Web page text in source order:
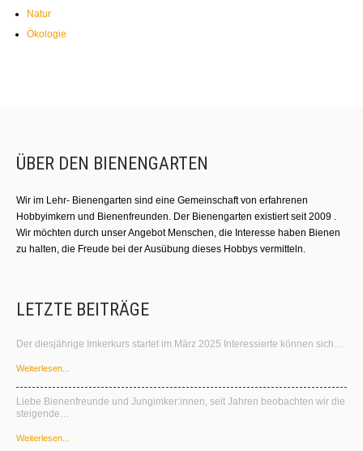
Natur
Ökologie
ÜBER DEN BIENENGARTEN
Wir im Lehr- Bienengarten sind eine Gemeinschaft von erfahrenen
Hobbyimkern und Bienenfreunden. Der Bienengarten existiert seit 2009 .
Wir möchten durch unser Angebot Menschen, die Interesse haben Bienen
zu halten, die Freude bei der Ausübung dieses Hobbys vermitteln.
LETZTE BEITRÄGE
Der diesjährige Imkerkurs startet im März 2025 Interessierte können sich…
Weiterlesen...
Liebe Bienenfreunde und Jungimker:innen, seit Jahren beobachten wir die
steigende…
Weiterlesen...